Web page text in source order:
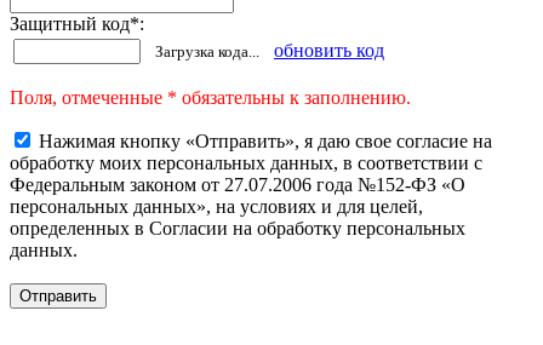
Защитный код*:
Загрузка кода... обновить код
Поля, отмеченные * обязательны к заполнению.
Нажимая кнопку «Отправить», я даю свое согласие на
обработку моих персональных данных, в соответствии с
Федеральным законом от 27.07.2006 года №152-ФЗ «О
персональных данных», на условиях и для целей,
определенных в Согласии на обработку персональных
данных.